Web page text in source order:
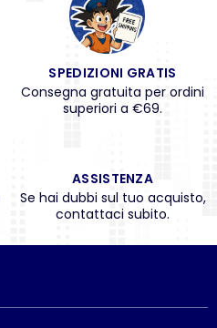
SPEDIZIONI GRATIS
Consegna gratuita per ordini
superiori a €69.
ASSISTENZA
Se hai dubbi sul tuo acquisto,
contattaci subito.